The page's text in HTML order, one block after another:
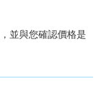
並與您確認價格是